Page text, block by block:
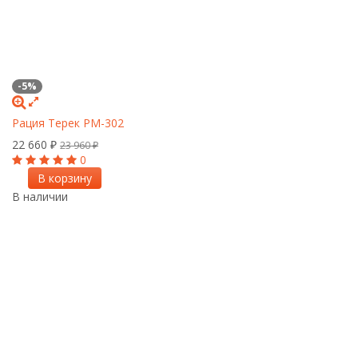
-5%
Рация Терек РМ-302
22 660 ₽ 23 960₽
0
В корзину
В наличии